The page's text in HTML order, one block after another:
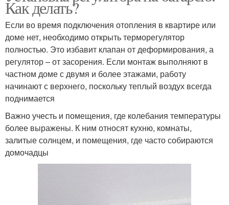
Как делать?
Если во время подключения отопления в квартире или
доме нет, необходимо открыть терморегулятор
полностью. Это избавит клапан от деформирования, а
регулятор – от засорения. Если монтаж выполняют в
частном доме с двумя и более этажами, работу
начинают с верхнего, поскольку теплый воздух всегда
поднимается
Важно учесть и помещения, где колебания температуры
более выражены. К ним относят кухню, комнаты,
залитые солнцем, и помещения, где часто собираются
домочадцы